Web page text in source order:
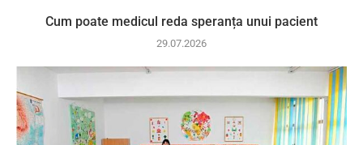
Cum poate medicul reda speranța unui pacient
29.07.2026